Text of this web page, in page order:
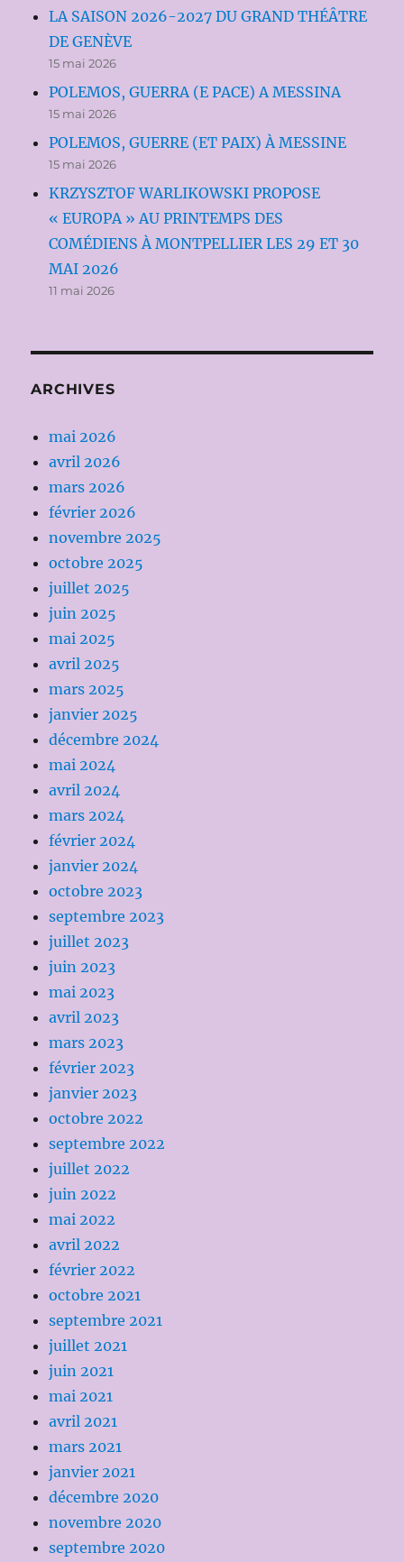
LA SAISON 2026-2027 DU GRAND THÉÂTRE
DE GENÈVE
15 mai 2026
POLEMOS, GUERRA (E PACE) A MESSINA
15 mai 2026
POLEMOS, GUERRE (ET PAIX) À MESSINE
15 mai 2026
KRZYSZTOF WARLIKOWSKI PROPOSE
« EUROPA » AU PRINTEMPS DES
COMÉDIENS À MONTPELLIER LES 29 ET 30
MAI 2026
11 mai 2026
ARCHIVES
mai 2026
avril 2026
mars 2026
février 2026
novembre 2025
octobre 2025
juillet 2025
juin 2025
mai 2025
avril 2025
mars 2025
janvier 2025
décembre 2024
mai 2024
avril 2024
mars 2024
février 2024
janvier 2024
octobre 2023
septembre 2023
juillet 2023
juin 2023
mai 2023
avril 2023
mars 2023
février 2023
janvier 2023
octobre 2022
septembre 2022
juillet 2022
juin 2022
mai 2022
avril 2022
février 2022
octobre 2021
septembre 2021
juillet 2021
juin 2021
mai 2021
avril 2021
mars 2021
janvier 2021
décembre 2020
novembre 2020
septembre 2020